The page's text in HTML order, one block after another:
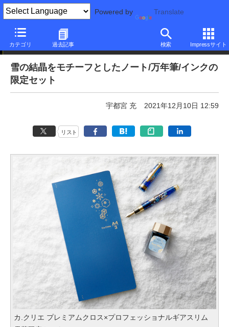
Powered by Translate
カテゴリ 過去記事 検索 Impressサイト
ニュース
雪の結晶をモチーフとしたノート/万年筆/インクの
限定セット
宇都宮 充 2021年12月10日 12:59
リスト
カ.クリエ プレミアムクロス×プロフェッショナルギアスリム